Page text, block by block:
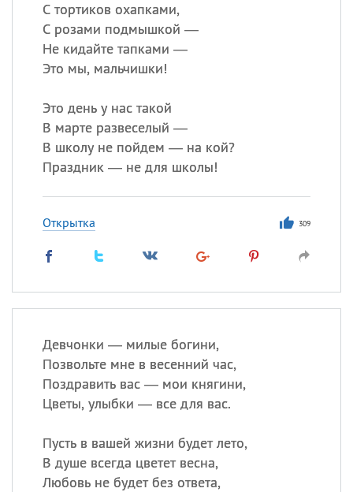
С тортиков охапками,
С розами подмышкой —
Не кидайте тапками —
Это мы, мальчишки!
Это день у нас такой
В марте развеселый —
В школу не пойдем — на кой?
Праздник — не для школы!
Открытка 309
Девчонки — милые богини,
Позвольте мне в весенний час,
Поздравить вас — мои княгини,
Цветы, улыбки — все для вас.
Пусть в вашей жизни будет лето,
В душе всегда цветет весна,
Любовь не будет без ответа,
ИМЕНА
Сегодня празднуют именины
Анна
Посмотреть значениеи